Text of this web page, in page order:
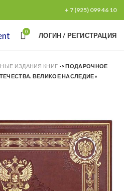
+ 7 (925) 099 46 10
0 ЛОГИН / РЕГИСТРАЦИЯ
ИЗДАНИЯ КНИГ ->ПОДАРОЧНОЕ
ВЕЛИКОЕ НАСЛЕДИЕ»